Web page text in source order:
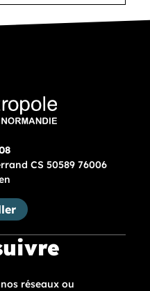
CS 50589 76006
Rouen Normandie :
réseaux ou